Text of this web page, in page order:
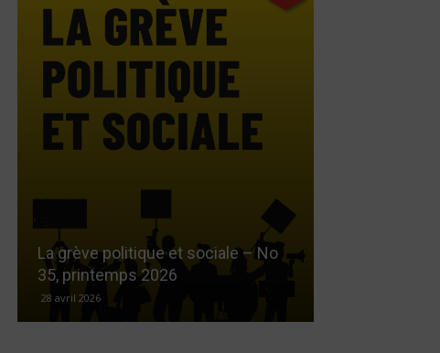
La grève politique et sociale – No
35, printemps 2026
28 avril 2026